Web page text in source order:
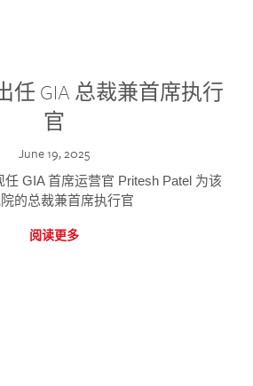
任 GIA 总裁兼首席执行
官
June 19, 2025
GIA 首席运营官 Pritesh Patel 为该
的总裁兼首席执行官
阅读更多